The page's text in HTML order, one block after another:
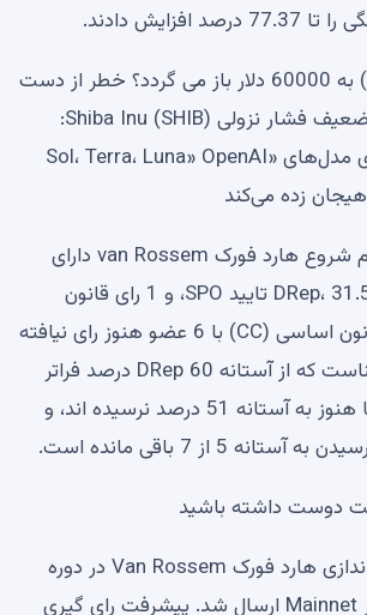
دادند.
آیا بیت کوین (BTC) به 60000 دلار باز می گردد؟ خطر از دست
دادن XRP 1 دلار، تضعیف فشار نزولی Shiba Inu (SHIB):
بررسی بازار رمزنگاری مدل‌های «Sol، Terra، Luna» OpenAI
زده می‌کند
در حال حاضر، اقدام شروع هارد فورک van Rossem دارای
62.76% تایید DRep، 31.59% تایید SPO، و 1 رای قانون
اساسی از کمیته قانون اساسی (CC) با 6 عضو هنوز رای نیافته
است. این بدان معناست که از آستانه DRep 60 درصد فراتر
رفته است، DPT ها هنوز به آستانه 51 درصد نرسیده اند، و
دوست داشته باشید
اقدام حاکمیت راه اندازی هارد فورک Van Rossem در دوره
637 در 16 ژوئن در Mainnet ارسال شد. پیشرفت رای گیری